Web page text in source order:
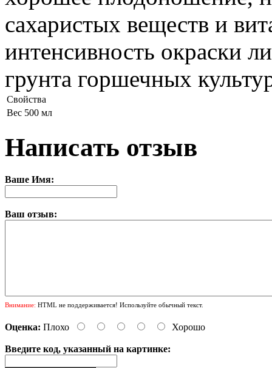
сахаристых веществ и
интенсивность окраски
грунта горшечных
Свойства
Вес 500 мл
Написать отзыв
Ваше Имя:
Ваш отзыв:
Внимание: HTML не поддерживается! Используйте обычный текст.
Оценка: Плохо Хорошо
Введите код, указанный на картинке: